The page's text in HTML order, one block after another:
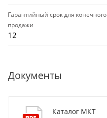
Гарантийный срок для
продажи
12
Документы
Каталог МКТ